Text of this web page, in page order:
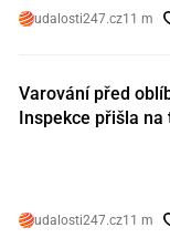
udalosti247.cz11 m
Varování před
Inspekce přišla na
udalosti247.cz11 m